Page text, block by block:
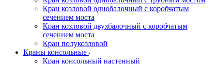
Кран козловой однобалочный с коробчатым
сечением моста
Кран козловой двухбалочный с коробчатым
сечением моста
Кран полукозловой
Краны консольные
Кран консольный настенный